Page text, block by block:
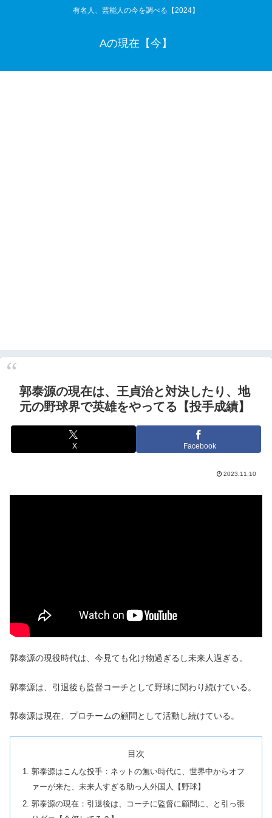
有名人、芸能人の今を調べる【2024】
Aの現在【今】
郭泰源の現在は、王貞治と対決したり、地
元の野球界で英雄をやってる【投手成績】
X Facebook
2023.11.10
郭泰源の現役時代は、今見ても化け物過ぎるし未来人過ぎる。
郭泰源は、引退後も監督コーチとして野球に関わり続けている。
郭泰源は現在、プロチームの顧問として活動し続けている。
目次
郭泰源はこんな投手：ネットの無い時代に、世界中からオフ
ァーが来た、未来人すぎる助っ人外国人【野球】
郭泰源の現在：引退後は、コーチに監督に顧問に、と引っ張